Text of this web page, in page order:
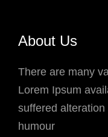
About Us
There are many
Lorem Ipsum
suffered
humour